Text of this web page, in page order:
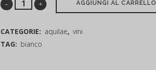
AGGIUNGI AL CARRELLO
CATEGORIE: aquilae, vini
TAG: bianco